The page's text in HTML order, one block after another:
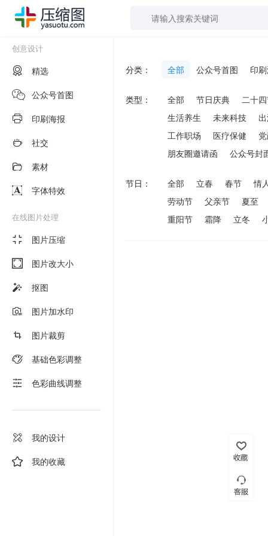
创意设计
精选
公众号首图
印刷海报
社交
素材
字体特效
在线图片处理
图片压缩
图片改大小
抠图
图片加水印
图片裁剪
基础色彩调整
色彩曲线调整
我的设计
我的收藏
分类： 全部 公众号首图 印
类型： 全部 节日庆典
二十
生活养生
未来科技
工作职场
医疗保健
朋友圈邀请函
公众号封
节日： 全部 立春 春节
情
劳动节
父亲节
夏至
重阳节
霜降 立冬